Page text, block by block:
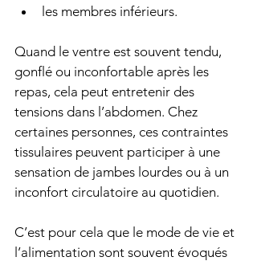
les membres inférieurs.
Quand le ventre est souvent tendu,
gonflé ou inconfortable après les
repas, cela peut entretenir des
tensions dans l’abdomen. Chez
certaines personnes, ces contraintes
tissulaires peuvent participer à une
sensation de jambes lourdes ou à un
inconfort circulatoire au quotidien.
C’est pour cela que le mode de vie et
l’alimentation sont souvent évoqués